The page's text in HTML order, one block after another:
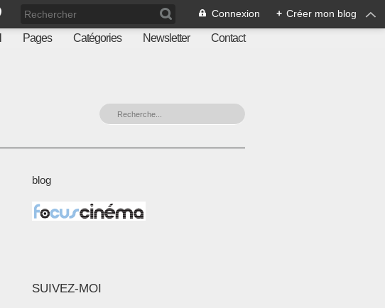
Connexion + Créer mon blog
Pages Catégories Newsletter Contact
blog
SUIVEZ-MOI